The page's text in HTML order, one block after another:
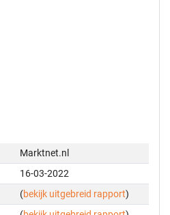
Marktnet.nl
16-03-2022
(bekijk uitgebreid rapport)